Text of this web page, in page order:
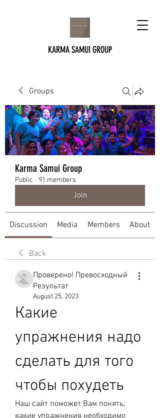
KARMA SAMUI GROUP
Groups
Karma Samui Group
Public · 91 members
Join
Discussion Media Members About
Back
Проверено! Превосходный
Результат
August 25, 2023
Какие
упражнения надо
сделать для того
чтобы похудеть
Наш сайт поможет Вам понять,
какие упражнения необходимо